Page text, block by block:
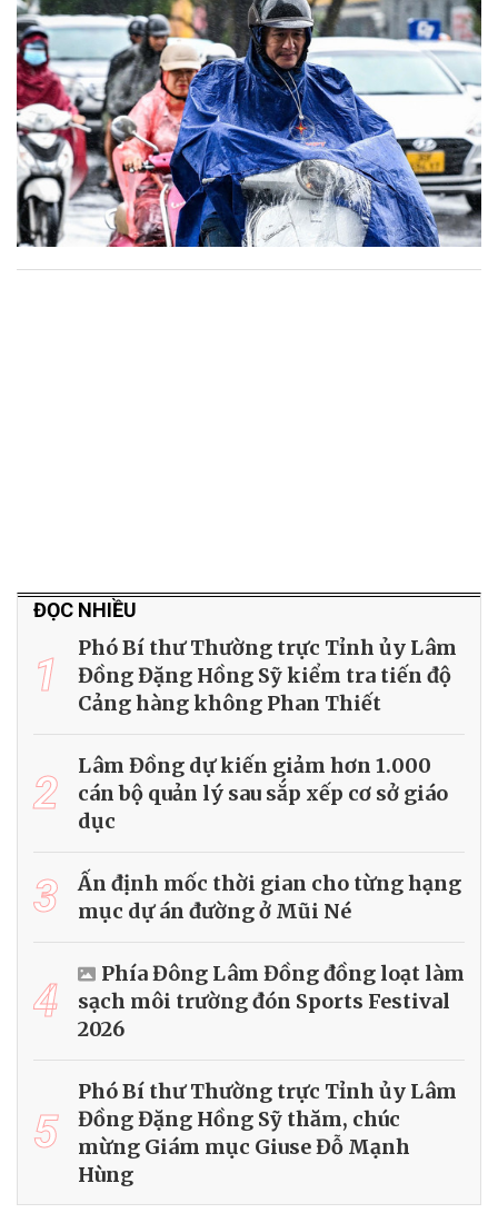
ĐỌC NHIỀU
1
Phó Bí thư Thường trực Tỉnh ủy Lâm
Đồng Đặng Hồng Sỹ kiểm tra tiến độ
Cảng hàng không Phan Thiết
2
Lâm Đồng dự kiến giảm hơn 1.000
cán bộ quản lý sau sắp xếp cơ sở giáo
dục
3
Ấn định mốc thời gian cho từng hạng
mục dự án đường ở Mũi Né
4
Phía Đông Lâm Đồng đồng loạt làm
sạch môi trường đón Sports Festival
2026
5
Phó Bí thư Thường trực Tỉnh ủy Lâm
Đồng Đặng Hồng Sỹ thăm, chúc
mừng Giám mục Giuse Đỗ Mạnh
Hùng